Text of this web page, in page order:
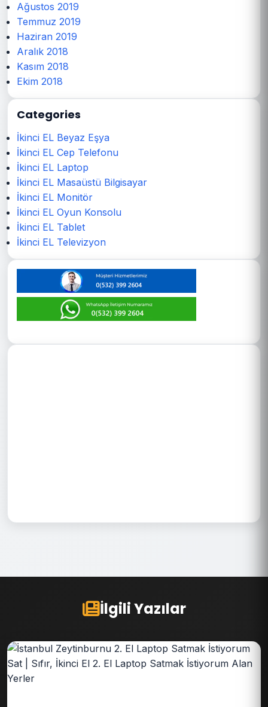
Ağustos 2019
Temmuz 2019
Haziran 2019
Aralık 2018
Kasım 2018
Ekim 2018
Categories
İkinci EL Beyaz Eşya
İkinci EL Cep Telefonu
İkinci EL Laptop
İkinci EL Masaüstü Bilgisayar
İkinci EL Monitör
İkinci EL Oyun Konsolu
İkinci EL Tablet
İkinci EL Televizyon
İlgili Yazılar